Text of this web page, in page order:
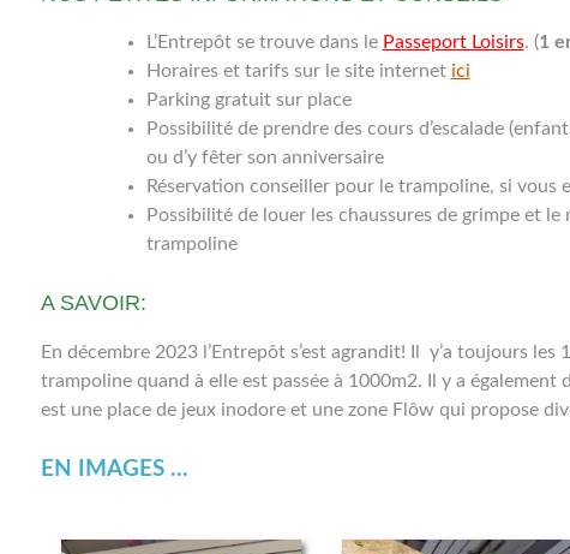
L’Entrepôt se trouve dans le Passeport Loisirs. (1
Horaires et tarifs sur le site internet ici
Parking gratuit sur place
Possibilité de prendre des cours d’escalade
ou d’y fêter son anniversaire
Réservation conseiller pour le trampoline, si vous
Possibilité de louer les chaussures de grimpe et
trampoline
A SAVOIR:
En décembre 2023 l’Entrepôt s’est agrandit! Il y’a toujours les
trampoline quand à elle est passée à 1000m2. Il y a également
est une place de jeux inodore et une zone Flôw qui propose
EN IMAGES ...